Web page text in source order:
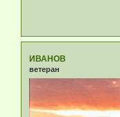
ИВАНОВ
ветеран